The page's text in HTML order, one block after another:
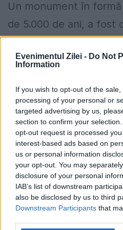
Evenimentul Zilei - Do Not
Information
If you wish to opt-out of the
processing of your personal or
targeted advertising by us,
section to confirm your
opt-out request is processed
interest-based ads based on
us or personal information
your opt-out. You may
disclosure of your personal
IAB’s list of downstream
also be disclosed by us to third
Downstream Participants that
Un monument în
de 5.000 de ani, a fost
Israelului, potrivit site-
Stiri calde
22:07-Peripețiile lui
părinții, în Turcia.